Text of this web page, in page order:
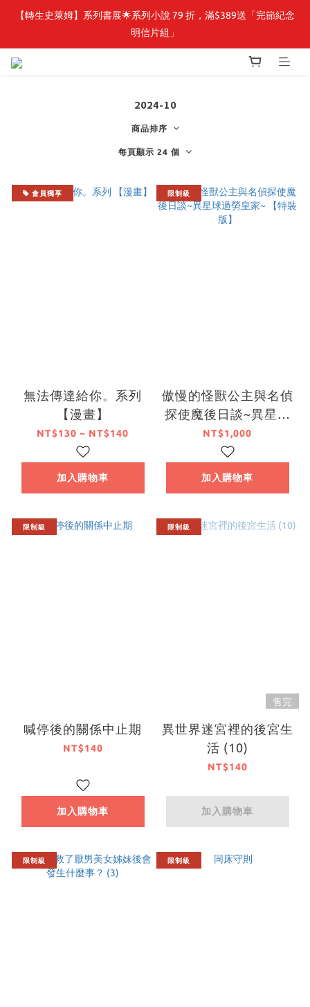
【轉生史萊姆】系列書展🌟系列小說 79 折，滿$389送「完節紀念
明信片組」
【轉生史萊姆】系列書展🌟系列小說 79 折，滿$389送「完節紀念
明信片組」
🎉線上漫博全館7折起💛滿1000送1000購物金💛滿3000現折300🎉
【抽籤堂】 影之強者、你又被殺了呢，偵探大人、約會大作戰、
沉默魔女、86不存在的戰區  一抽入魂
2024-10
商品排序
每頁顯示 24 個
會員獨享
無法傳達給你。系列
【漫畫】
NT$130 ~ NT$140
加入購物車
限制級
傲慢的怪獸公主與名偵
探使魔後日談~異星球
過勞皇家~ 【特裝版】
NT$1,000
加入購物車
限制級
喊停後的關係中止期
NT$140
加入購物車
限制級
售完
異世界迷宮裡的後宮生
活 (10)
NT$140
加入購物車
限制級 限制級